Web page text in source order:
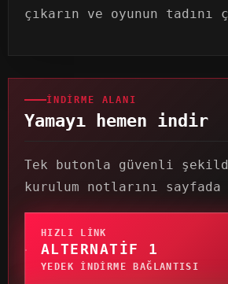
çıkarın ve oyunun tadını
İNDIRME ALANI
Yamayı hemen indir
Tek butonla güvenli
kurulum notlarını
HIZLI LINK
ALTERNATIF 1
YEDEK INDIRME BAĞLANTISI